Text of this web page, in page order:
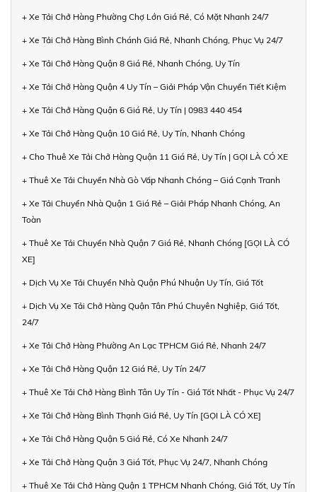
+ Xe Tải Chở Hàng Phường Chợ Lớn Giá Rẻ, Có Mặt Nhanh 24/7
+ Xe Tải Chở Hàng Bình Chánh Giá Rẻ, Nhanh Chóng, Phục Vụ 24/7
+ Xe Tải Chở Hàng Quận 8 Giá Rẻ, Nhanh Chóng, Uy Tín
+ Xe Tải Chở Hàng Quận 4 Uy Tín – Giải Pháp Vận Chuyển Tiết Kiệm
+ Xe Tải Chở Hàng Quận 6 Giá Rẻ, Uy Tín | 0983 440 454
+ Xe Tải Chở Hàng Quận 10 Giá Rẻ, Uy Tín, Nhanh Chóng
+ Cho Thuê Xe Tải Chở Hàng Quận 11 Giá Rẻ, Uy Tín | GỌI LÀ CÓ XE
+ Thuê Xe Tải Chuyển Nhà Gò Vấp Nhanh Chóng – Giá Cạnh Tranh
+ Xe Tải Chuyển Nhà Quận 1 Giá Rẻ – Giải Pháp Nhanh Chóng, An
Toàn
+ Thuê Xe Tải Chuyển Nhà Quận 7 Giá Rẻ, Nhanh Chóng [GỌI LÀ CÓ
XE]
+ Dịch Vụ Xe Tải Chuyển Nhà Quận Phú Nhuận Uy Tín, Giá Tốt
+ Dịch Vụ Xe Tải Chở Hàng Quận Tân Phú Chuyên Nghiệp, Giá Tốt,
24/7
+ Xe Tải Chở Hàng Phường An Lạc TPHCM Giá Rẻ, Nhanh 24/7
+ Xe Tải Chở Hàng Quận 12 Giá Rẻ, Uy Tín 24/7
+ Thuê Xe Tải Chở Hàng Bình Tân Uy Tín - Giá Tốt Nhất - Phục Vụ 24/7
+ Xe Tải Chở Hàng Bình Thạnh Giá Rẻ, Uy Tín [GỌI LÀ CÓ XE]
+ Xe Tải Chở Hàng Quận 5 Giá Rẻ, Có Xe Nhanh 24/7
+ Xe Tải Chở Hàng Quận 3 Giá Tốt, Phục Vụ 24/7, Nhanh Chóng
+ Thuê Xe Tải Chở Hàng Quận 1 TPHCM Nhanh Chóng, Giá Tốt, Uy Tín